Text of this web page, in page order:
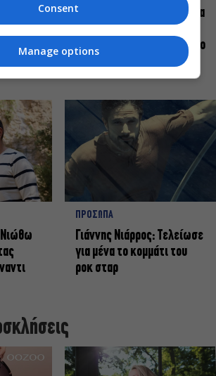
Βαγγέλης Μπίκος: Έμαθα να
δίνω αξία στο ποιος είμαι
πάνω στη σκηνή και όχι στο
Νιώθω
ΠΡΟΣΩΠΑ
Γιάννης Νιάρρος: Τελείωσε
για μένα το κομμάτι του
ροκ σταρ
Consent
Manage options